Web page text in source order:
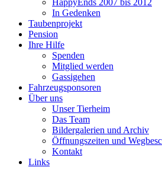
In Gedenken
Taubenprojekt
Pension
Ihre Hilfe
Spenden
Mitglied werden
Gassigehen
Fahrzeugsponsoren
Über uns
Unser Tierheim
Das Team
Bildergalerien und Archiv
Öffnungszeiten und
Kontakt
Links